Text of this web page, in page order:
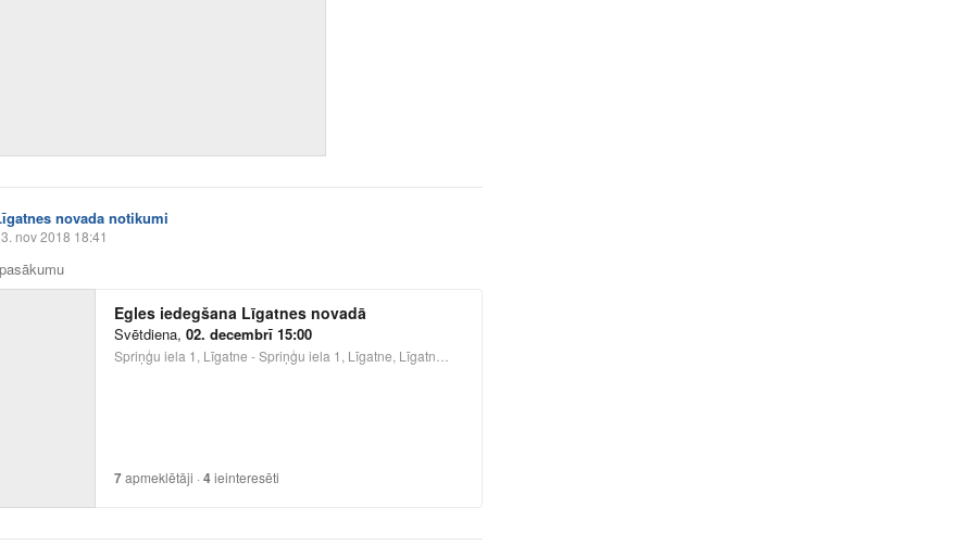
novada notikumi
nov 2018 18:41
Egles iedegšana Līgatnes novadā
Svētdiena, 02. decembrī 15:00
7apmeklētāji · 4ieinteresēti